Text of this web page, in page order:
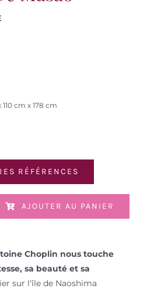
cm x 178 cm
RÉFÉRENCES
AJOUTER AU PANIER
Choplin nous touche
sa beauté et sa
sur l'île de Naoshima